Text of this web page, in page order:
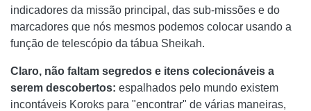
indicadores da missão principal, das sub-missões e do
marcadores que nós mesmos podemos colocar usando a
função de telescópio da tábua Sheikah.
Claro, não faltam segredos e itens colecionáveis ​​a
serem descobertos: espalhados pelo mundo existem
incontáveis ​​Koroks para "encontrar" de várias maneiras,